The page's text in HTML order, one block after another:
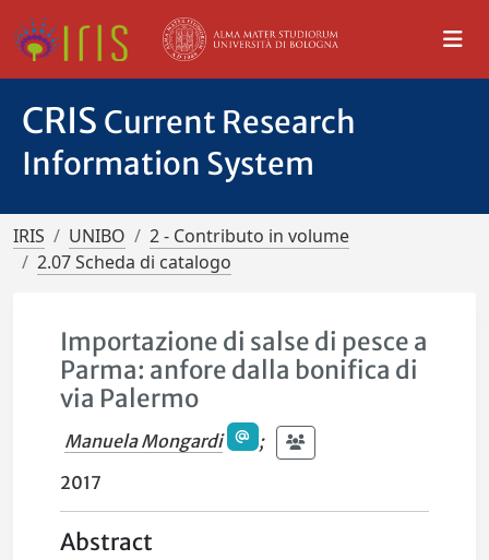
CRIS Current Research
Information System
IRIS UNIBO
2 - Contributo in volume
2.07 Scheda di catalogo
Importazione di salse di pesce a
Parma: anfore dalla bonifica di
via Palermo
Manuela Mongardi
;
2017
Abstract